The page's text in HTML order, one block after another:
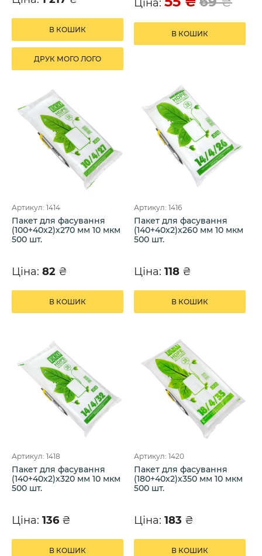
В КОШИК
ДРУК МОГО ЛОГО
Ціна:
В КОШИК
Артикул: 1414
Пакет для фасування
(100+40х2)х270 мм 10 мкм
500 шт.
Ціна: 82 ₴
В КОШИК
Артикул: 1416
Пакет для фасування
(140+40х2)х260 мм 10 мкм
500 шт.
Ціна: 118 ₴
В КОШИК
Артикул: 1418
Пакет для фасування
(140+40х2)х320 мм 10 мкм
500 шт.
Ціна: 136 ₴
В КОШИК
Артикул: 1420
Пакет для фасування
(180+40х2)х350 мм 10 мкм
500 шт.
Ціна: 183 ₴
В КОШИК